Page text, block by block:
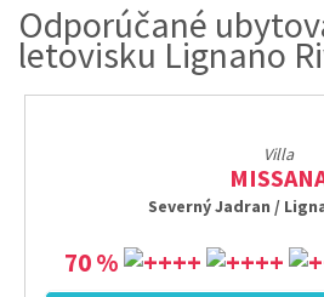
Odporúčané
letovisku Lignano
Villa
Severný Jadran /
70 %